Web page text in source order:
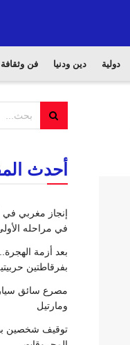
دولية دين ودنيا فن وثقافة
أحدث
إنجاز مغربي
في مراحله
بعد أزمة
بفرقاطتين
مصرع سائق
ومارتيل
توقيف شخصين